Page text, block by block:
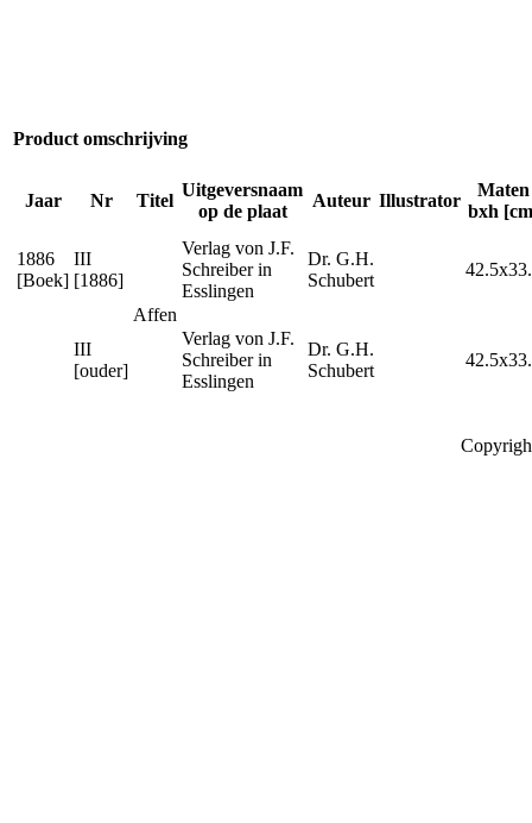
Product omschrijving
Jaar Nr Titel
Uitgeversnaam
op de plaat
Auteur Illustrator
Maten
bxh
1886
[Boek]
III
[1886]
Affen
Verlag von J.F.
Schreiber in
Esslingen
Dr. G.H.
Schubert
III
[ouder]
Verlag von J.F.
Schreiber in
Esslingen
Dr. G.H.
Schubert